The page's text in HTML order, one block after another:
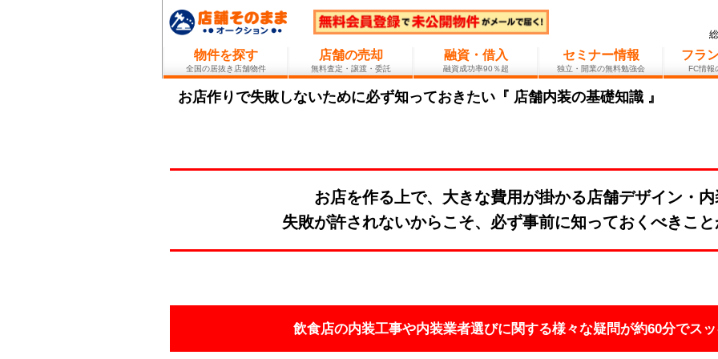
物件を探す
全国の居抜き店舗物件
店舗の売却
無料査定・譲渡・委託
融資・借入
融資成功率90％超
セミナー情報
独立・開業の無料勉強会
フラ
FC情報
お店作りで失敗しないために必ず知っておきたい『 店舗内装の基礎知識 』
お店を作る上で、大きな費用が掛かる店舗デザイン・
失敗が許されないからこそ、必ず事前に知っておくべきこ
飲食店の内装工事や内装業者選びに関する様々な疑問が約60分でス